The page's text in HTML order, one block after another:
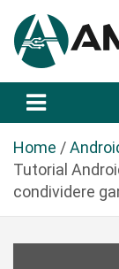
a
Home
Tutorial
condividere